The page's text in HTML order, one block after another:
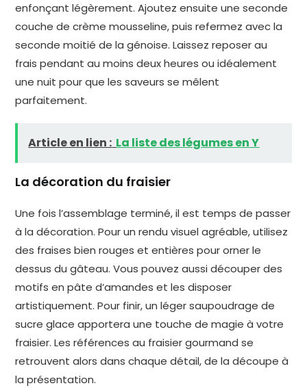
enfonçant légèrement. Ajoutez ensuite une seconde
couche de crème mousseline, puis refermez avec la
seconde moitié de la génoise. Laissez reposer au
frais pendant au moins deux heures ou idéalement
une nuit pour que les saveurs se mêlent
parfaitement.
Article en lien : La liste des légumes en Y
La décoration du fraisier
Une fois l’assemblage terminé, il est temps de passer
à la décoration. Pour un rendu visuel agréable, utilisez
des fraises bien rouges et entières pour orner le
dessus du gâteau. Vous pouvez aussi découper des
motifs en pâte d’amandes et les disposer
artistiquement. Pour finir, un léger saupoudrage de
sucre glace apportera une touche de magie à votre
fraisier. Les références au fraisier gourmand se
retrouvent alors dans chaque détail, de la découpe à
la présentation.